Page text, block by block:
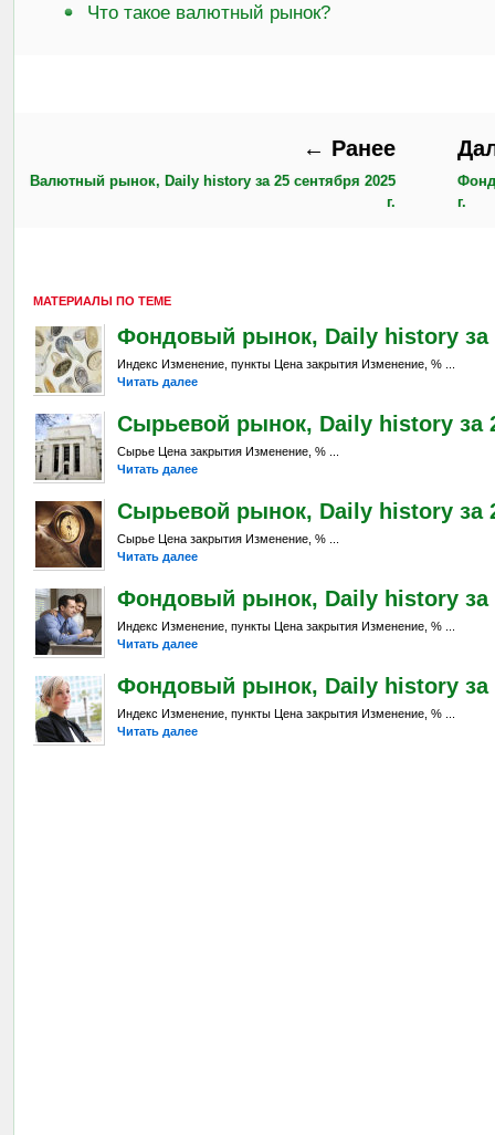
Что такое валютный рынок?
← Ранее
Валютный рынок, Daily history за 25 сентября 2025
г.
г.
МАТЕРИАЛЫ ПО ТЕМЕ
Фондовый рынок, Daily history за
Индекс Изменение, пункты Цена закрытия Изменение, % ...
Читать далее
Сырьевой рынок, Daily history за
Сырье Цена закрытия Изменение, % ...
Читать далее
Сырьевой рынок, Daily history за
Сырье Цена закрытия Изменение, % ...
Читать далее
Фондовый рынок, Daily history за
Индекс Изменение, пункты Цена закрытия Изменение, % ...
Читать далее
Фондовый рынок, Daily history за
Индекс Изменение, пункты Цена закрытия Изменение, % ...
Читать далее